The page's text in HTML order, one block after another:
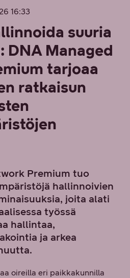
16:33
suuria
DNA Managed
tarjoaa
ratkaisun
Premium tuo
hallinnoivien
joita alati
työssä
hallintaa,
ja arkea
oireilla eri paikkakunnilla